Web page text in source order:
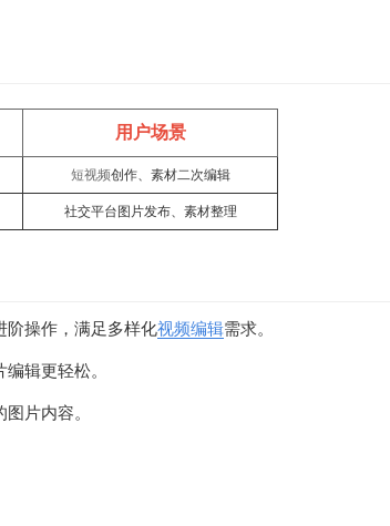
用户场景
短视频创作、素材二次编辑
社交平台图片发布、素材整理
阶操作，满足多样化视频编辑需求。
辑更轻松。
片内容。